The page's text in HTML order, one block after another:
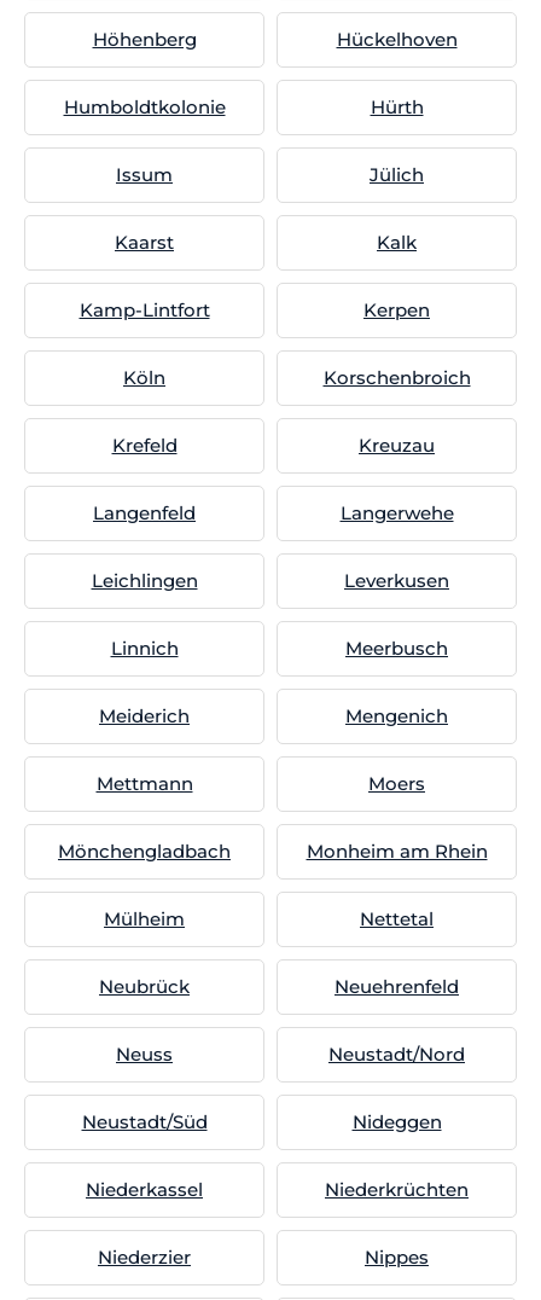
Höhenberg Hückelhoven
Humboldtkolonie Hürth
Issum Jülich
Kaarst Kalk
Kamp-Lintfort Kerpen
Köln Korschenbroich
Krefeld Kreuzau
Langenfeld Langerwehe
Leichlingen Leverkusen
Linnich Meerbusch
Meiderich Mengenich
Mettmann Moers
Mönchengladbach Monheim am Rhein
Mülheim Nettetal
Neubrück Neuehrenfeld
Neuss Neustadt/Nord
Neustadt/Süd Nideggen
Niederkassel Niederkrüchten
Niederzier Nippes